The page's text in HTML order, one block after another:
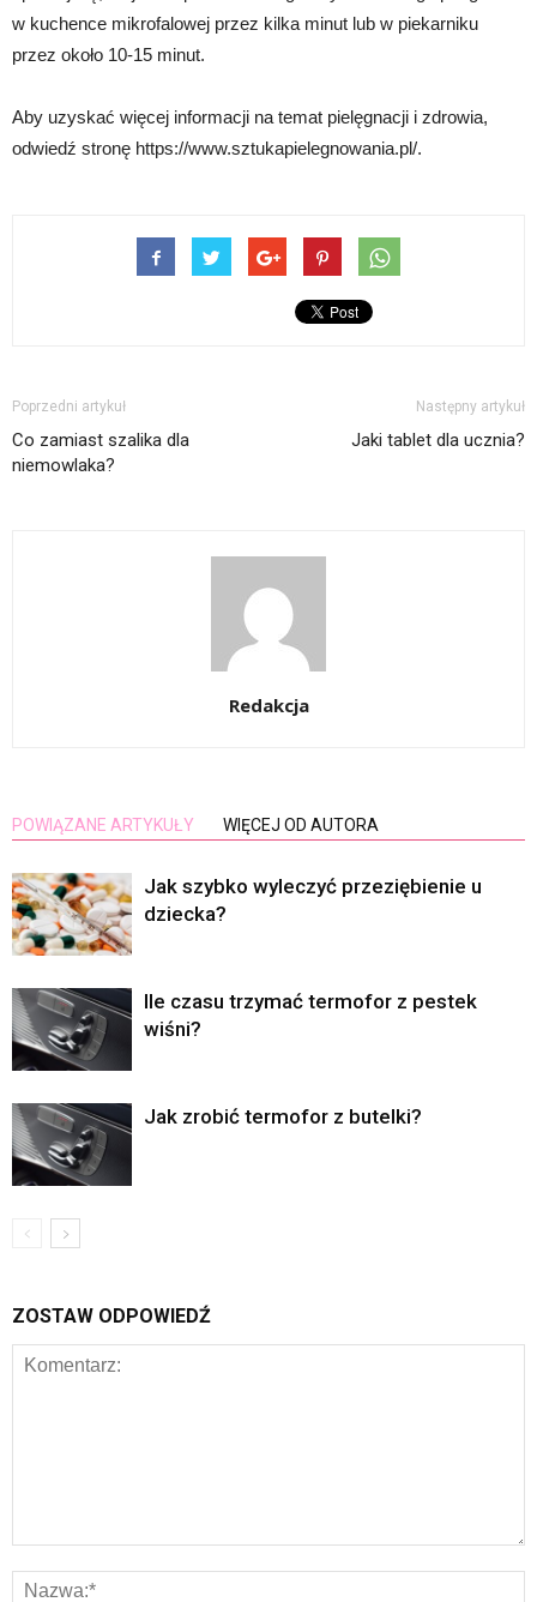
w kuchence mikrofalowej przez kilka minut lub w piekarniku
przez około 10-15 minut.
Aby uzyskać więcej informacji na temat pielęgnacji i zdrowia,
odwiedź stronę https://www.sztukapielegnowania.pl/.
Poprzedni artykuł
Co zamiast szalika dla
niemowlaka?
Następny artykuł
Jaki tablet dla ucznia?
Redakcja
POWIĄZANE ARTYKUŁY WIĘCEJ OD AUTORA
Jak szybko wyleczyć przeziębienie u
dziecka?
Ile czasu trzymać termofor z pestek
wiśni?
Jak zrobić termofor z butelki?
ZOSTAW ODPOWIEDŹ